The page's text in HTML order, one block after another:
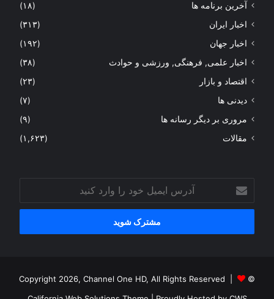
آخرین برنامه ها
(۱۸)
اخبار ایران
(۳۱۳)
اخبار جهان
(۱۹۲)
اخبار علمی, فرهنگی, ورزشی و حوادث
(۳۸)
اقتصاد و بازار
(۲۳)
دیدنی ها
(۷)
مروری بر دیگر رسانه ها
(۹)
مقالات
(۱,۶۲۳)
آدرس
ایمیل
خود
وارد
© Copyright 2026, Channel One HD, All Rights Reserved |